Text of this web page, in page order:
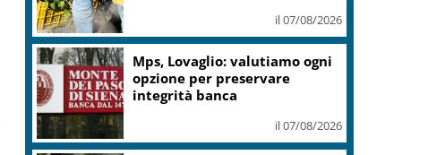
il 07/08/2026
Mps, Lovaglio: valutiamo ogni
opzione per preservare
integrità banca
il 07/08/2026